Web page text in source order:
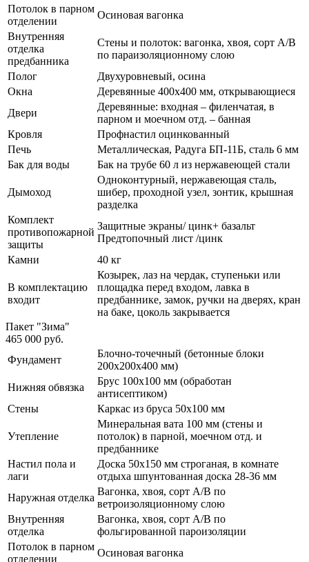
Потолок в парном
отделении
Осиновая вагонка
Внутренняя
отделка
предбанника
Стены и полоток: вагонка, хвоя, сорт А/В
по параизоляционному слою
Полог
Двухуровневый, осина
Окна
Деревянные 400х400 мм, открывающиеся
Двери
Деревянные: входная – филенчатая, в
парном и моечном отд. – банная
Кровля
Профнастил оцинкованный
Печь
Металлическая, Радуга БП-11Б, сталь 6 мм
Бак для воды
Бак на трубе 60 л из нержавеющей стали
Дымоход
Одноконтурный, нержавеющая сталь,
шибер, проходной узел, зонтик, крышная
разделка
Комплект
противопожарной
защиты
Защитные экраны/ цинк+ базальт
Предтопочный лист /цинк
Камни
40 кг
В комплектацию
входит
Козырек, лаз на чердак, ступеньки или
площадка перед входом, лавка в
предбаннике, замок, ручки на дверях, кран
на баке, цоколь закрывается
Пакет "Зима"
465 000 руб.
Фундамент
Блочно-точечный (бетонные блоки
200х200х400 мм)
Нижняя обвязка
Брус 100х100 мм (обработан
антисептиком)
Стены
Каркас из бруса 50х100 мм
Утепление
Минеральная вата 100 мм (стены и
потолок) в парной, моечном отд. и
предбаннике
Настил пола и
лаги
Доска 50х150 мм строганая, в комнате
отдыха шпунтованная доска 28-36 мм
Наружная отделка
Вагонка, хвоя, сорт А/В по
ветроизоляционному слою
Внутренняя
отделка
Вагонка, хвоя, сорт А/В по
фольгированной пароизоляции
Потолок в парном
отделении
Осиновая вагонка